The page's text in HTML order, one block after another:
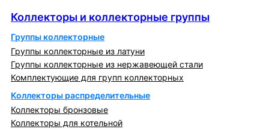
Коллекторы и коллекторные группы
Группы коллекторные
Группы коллекторные из латуни
Группы коллекторные из нержавеющей стали
Комплектующие для групп коллекторных
Коллекторы распределительные
Коллекторы бронзовые
Коллекторы для котельной